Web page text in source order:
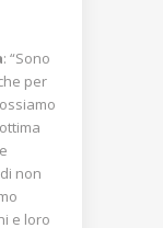
: “Sono
per
non
e loro